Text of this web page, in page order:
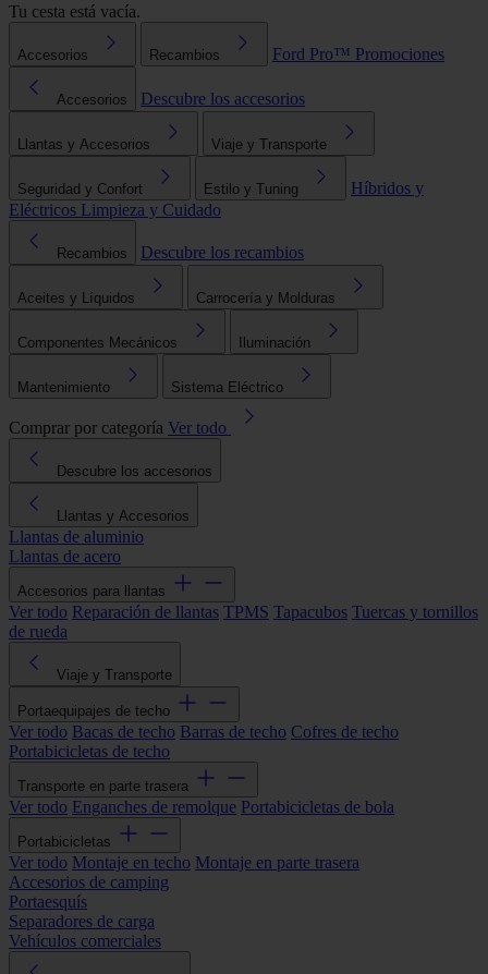
Tu cesta está vacía.
Accesorios Recambios Ford Pro™ Promociones
Accesorios Descubre los accesorios
Llantas y Accesorios Viaje y Transporte
Seguridad y Confort Estilo y Tuning
Híbridos y
Eléctricos Limpieza y Cuidado
Recambios Descubre los recambios
Aceites y Líquidos Carrocería y Molduras
Componentes Mecánicos Iluminación
Mantenimiento Sistema Eléctrico
Comprar por categoría Ver todo
Descubre los accesorios
Llantas y Accesorios
Llantas de aluminio
Llantas de acero
Accesorios para llantas
Ver todo Reparación de llantas TPMS Tapacubos Tuercas y tornillos
de rueda
Viaje y Transporte
Portaequipajes de techo
Ver todo Bacas de techo Barras de techo Cofres de techo
Portabicicletas de techo
Transporte en parte trasera
Ver todo Enganches de remolque Portabicicletas de bola
Portabicicletas
Ver todo Montaje en techo Montaje en parte trasera
Accesorios de camping
Portaesquís
Separadores de carga
Vehículos comerciales